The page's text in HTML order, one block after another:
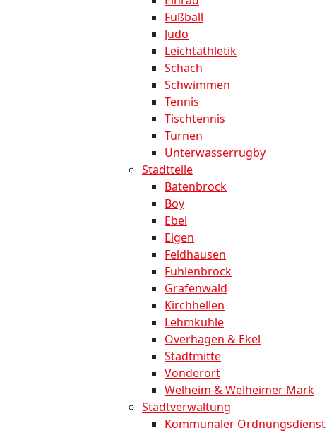
Fußball
Judo
Leichtathletik
Schach
Schwimmen
Tennis
Tischtennis
Turnen
Unterwasserrugby
Stadtteile
Batenbrock
Boy
Ebel
Eigen
Feldhausen
Fuhlenbrock
Grafenwald
Kirchhellen
Lehmkuhle
Overhagen & Ekel
Stadtmitte
Vonderort
Welheim & Welheimer Mark
Stadtverwaltung
Kommunaler Ordnungsdienst